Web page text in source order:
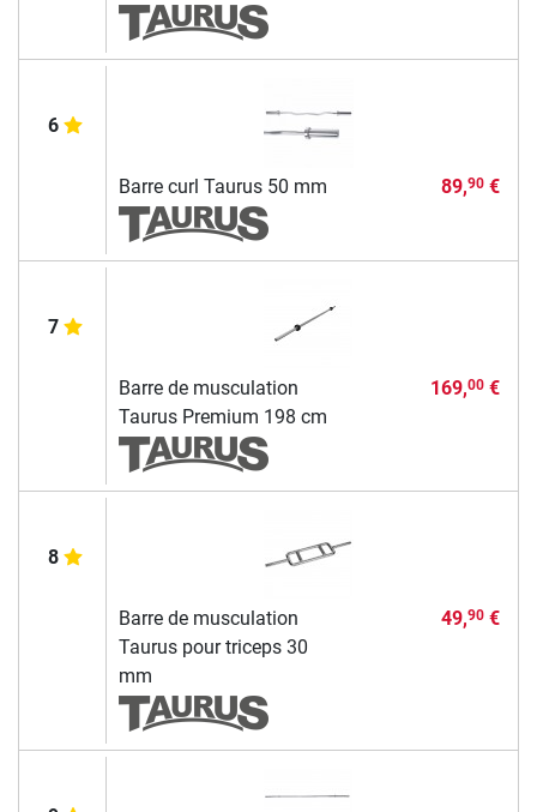
6
Barre curl Taurus 50 mm 89,90€
7
Barre de musculation
Taurus Premium 198 cm
169,00€
8
Barre de musculation
Taurus pour triceps 30
mm
49,90€